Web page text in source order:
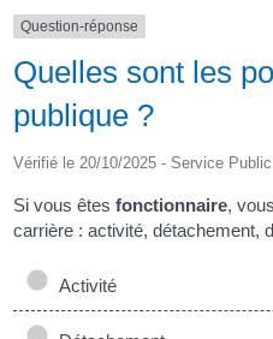
Question-réponse
Quelles sont les
publique ?
Vérifié le 20/10/2025 - Service
Si vous êtes fonctionnaire,
carrière : activité, détachement,
Activité